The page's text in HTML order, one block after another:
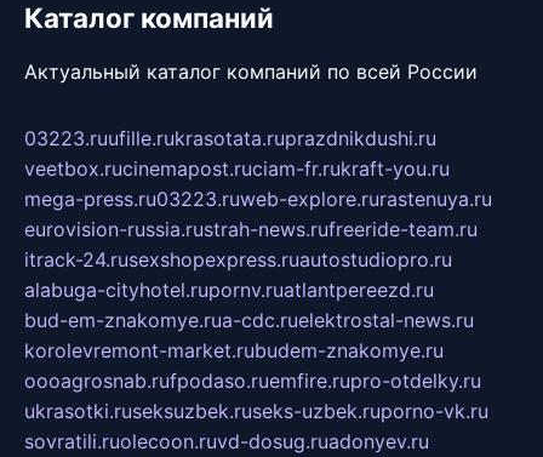
Каталог компаний
Актуальный каталог компаний по всей России
03223.ruufille.rukrasotata.ruprazdnikdushi.ru
veetbox.rucinemapost.ruciam-fr.rukraft-you.ru
mega-press.ru03223.ruweb-explore.rurastenuya.ru
eurovision-russia.rustrah-news.rufreeride-team.ru
itrack-24.rusexshopexpress.ruautostudiopro.ru
alabuga-cityhotel.rupornv.ruatlantpereezd.ru
bud-em-znakomye.rua-cdc.ruelektrostal-news.ru
korolevremont-market.rubudem-znakomye.ru
oooagrosnab.rufpodaso.ruemfire.rupro-otdelky.ru
ukrasotki.ruseksuzbek.ruseks-uzbek.ruporno-vk.ru
sovratili.ruolecoon.ruvd-dosug.ruadonyev.ru